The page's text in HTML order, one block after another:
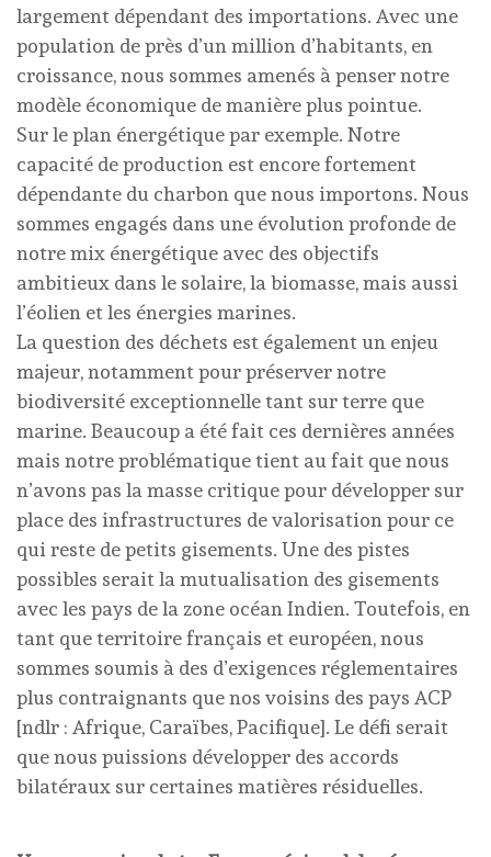
largement dépendant des importations. Avec une
population de près d’un million d’habitants, en
croissance, nous sommes amenés à penser notre
modèle économique de manière plus pointue.
Sur le plan énergétique par exemple. Notre
capacité de production est encore fortement
dépendante du charbon que nous importons. Nous
sommes engagés dans une évolution profonde de
notre mix énergétique avec des objectifs
ambitieux dans le solaire, la biomasse, mais aussi
l’éolien et les énergies marines.
La question des déchets est également un enjeu
majeur, notamment pour préserver notre
biodiversité exceptionnelle tant sur terre que
marine. Beaucoup a été fait ces dernières années
mais notre problématique tient au fait que nous
n’avons pas la masse critique pour développer sur
place des infrastructures de valorisation pour ce
qui reste de petits gisements. Une des pistes
possibles serait la mutualisation des gisements
avec les pays de la zone océan Indien. Toutefois, en
tant que territoire français et européen, nous
sommes soumis à des d’exigences réglementaires
plus contraignants que nos voisins des pays ACP
[ndlr : Afrique, Caraïbes, Pacifique]. Le défi serait
que nous puissions développer des accords
bilatéraux sur certaines matières résiduelles.